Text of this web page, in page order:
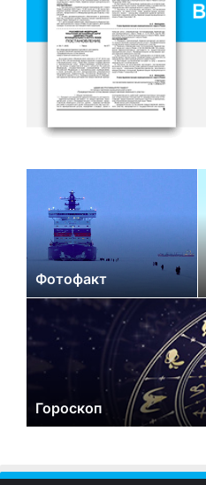
Фотофакт
Гороскоп